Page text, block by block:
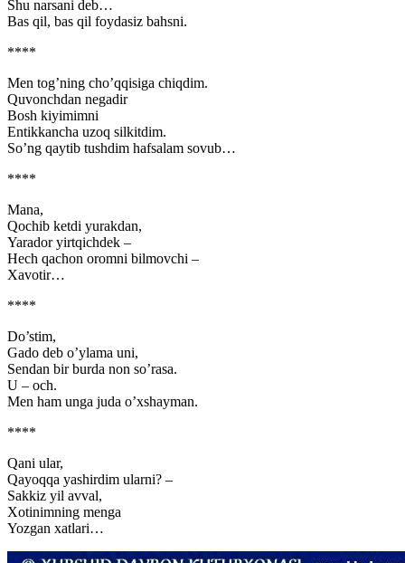
Shu narsani deb…
Bas qil, bas qil foydasiz bahsni.
****
Men tog’ning cho’qqisiga chiqdim.
Quvonchdan negadir
Bosh kiyimimni
Entikkancha uzoq silkitdim.
So’ng qaytib tushdim hafsalam sovub…
****
Mana,
Qochib ketdi yurakdan,
Yarador yirtqichdek –
Hech qachon oromni bilmovchi –
Xavotir…
****
Do’stim,
Gado deb o’ylama uni,
Sendan bir burda non so’rasa.
U – och.
Men ham unga juda o’xshayman.
****
Qani ular,
Qayoqqa yashirdim ularni? –
Sakkiz yil avval,
Xotinimning menga
Yozgan xatlari…